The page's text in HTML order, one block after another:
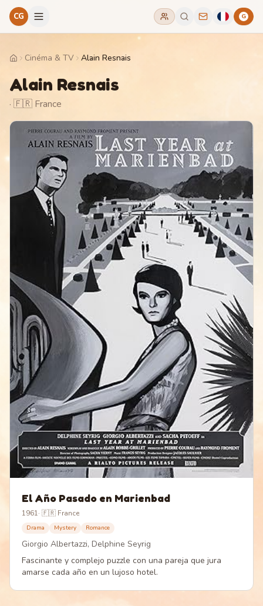
CG G
HomeCinéma & TV Alain Resnais
Alain Resnais
· 🇫🇷 France
El Año Pasado en Marienbad
1961· 🇫🇷 France
Drama Mystery Romance
Giorgio Albertazzi, Delphine Seyrig
Fascinante y complejo puzzle con una pareja que jura
amarse cada año en un lujoso hotel.